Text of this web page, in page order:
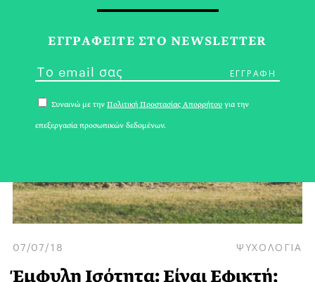
07/07/18 ΨΥΧΟΛΟΓΙΑ
Έμφυλη Ισότητα: Είναι Εφικτή;
ΕΓΓPΑΦΕΙΤΕ ΣΤΟ NEWSLETTER
Συναινώ με την Πολιτική Προστασίας Απορρήτου για την
επεξεργασία προσωπικών δεδομένων.